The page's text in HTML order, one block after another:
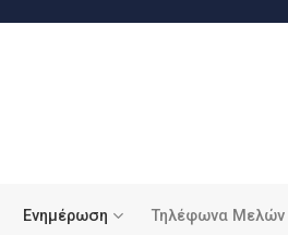
Ενημέρωση Τηλέφωνα Μελών